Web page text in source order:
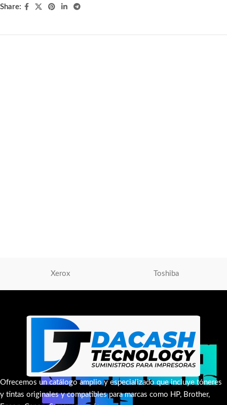
Share:
Xerox Toshiba
Ofrecemos un catálogo amplio y especializado que incluye tóneres
y tintas originales y compatibles para marcas como HP, Brother,